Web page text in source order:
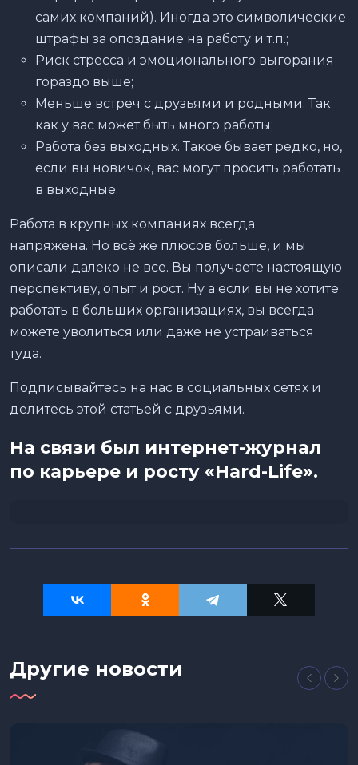
самих компаний). Иногда это символические
штрафы за опоздание на работу и т.п.;
Риск стресса и эмоционального выгорания
гораздо выше;
Меньше встреч с друзьями и родными. Так
как у вас может быть много работы;
Работа без выходных. Такое бывает редко, но,
если вы новичок, вас могут просить работать
в выходные.
Работа в крупных компаниях всегда
напряжена. Но всё же плюсов больше, и мы
описали далеко не все. Вы получаете настоящую
перспективу, опыт и рост. Ну а если вы не хотите
работать в больших организациях, вы всегда
можете уволиться или даже не устраиваться
туда.
Подписывайтесь на нас в социальных сетях и
делитесь этой статьей с друзьями.
На связи был интернет-журнал
по карьере и росту «Hard-Life».
Другие новости